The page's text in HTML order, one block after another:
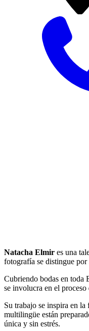
Natacha Elmir es una
fotografía se distingue por
Cubriendo bodas en toda
se involucra en el
Su trabajo se inspira en la
multilingüe están
única y sin estrés.